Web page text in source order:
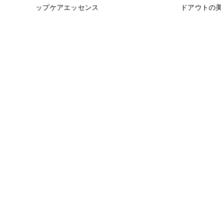
ップケアエッセンス ドアウトの